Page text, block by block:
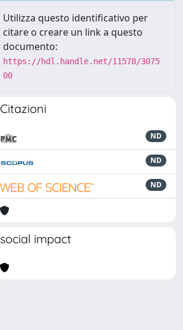
Utilizza questo identificativo per
citare o creare un link a questo
documento:
https://hdl.handle.net/11578/3075
00
Citazioni
ND
ND
ND
social impact